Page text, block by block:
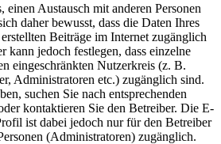
einen Austausch mit anderen Personen
daher bewusst, dass die Daten Ihres
Beiträge im Internet zugänglich
kann jedoch festlegen, dass einzelne
eingeschränkten Nutzerkreis (z. B.
Administratoren etc.) zugänglich sind.
suchen Sie nach entsprechenden
kontaktieren Sie den Betreiber. Die E-
ist dabei jedoch nur für den Betreiber
(Administratoren) zugänglich.